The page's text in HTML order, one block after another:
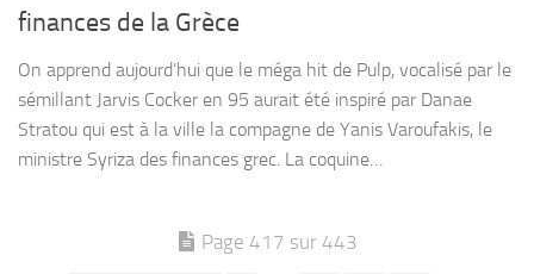
finances de la Grèce
On apprend aujourd’hui que le méga hit de Pulp, vocalisé par le
sémillant Jarvis Cocker en 95 aurait été inspiré par Danae
Stratou qui est à la ville la compagne de Yanis Varoufakis, le
ministre Syriza des finances grec. La coquine…
Page 417 sur 443